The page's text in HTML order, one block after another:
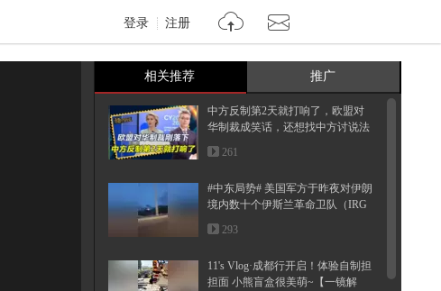
登录 注册
相关推荐 推广
中方反制第2天就打响了，欧盟对
华制裁成笑话，还想找中方讨说法
261
#中东局势# 美国军方于昨夜对伊朗
境内数十个伊斯兰革命卫队（IRG
C...
293
11's Vlog·成都行开启！体验自制担
担面 小熊盲盒很美萌~【一镜解